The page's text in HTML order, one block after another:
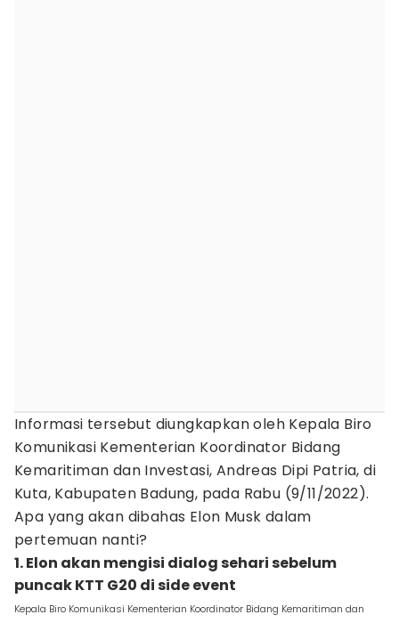
Informasi tersebut diungkapkan oleh Kepala Biro
Komunikasi Kementerian Koordinator Bidang
Kemaritiman dan Investasi, Andreas Dipi Patria, di
Kuta, Kabupaten Badung, pada Rabu (9/11/2022).
Apa yang akan dibahas Elon Musk dalam
pertemuan nanti?
1. Elon akan mengisi dialog sehari sebelum
puncak KTT G20 di side event
Kepala Biro Komunikasi Kementerian Koordinator Bidang Kemaritiman dan